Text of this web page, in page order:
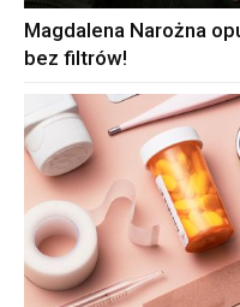
Magdalena Narożna
bez filtrów!